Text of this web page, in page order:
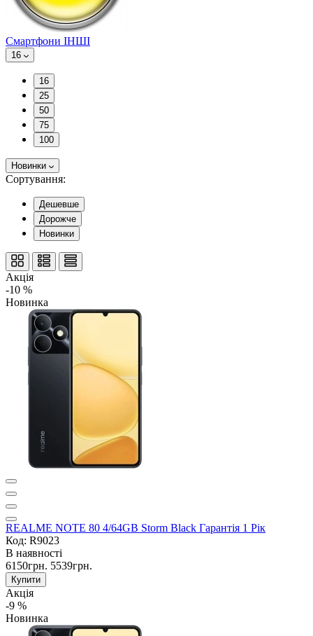
Смартфони ІНШІ
16
16
25
50
75
100
Новинки
Сортування:
Дешевше
Дорожче
Новинки
Акція
-10 %
Новинка
REALME NOTE 80 4/64GB Storm Black Гарантія 1 Рік
Код: R9023
В наявності
6150грн. 5539грн.
Купити
Акція
-9 %
Новинка